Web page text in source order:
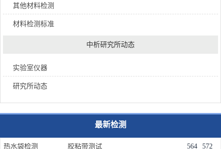
其他材料检测
材料检测标准
中析研究所动态
实验室仪器
研究所动态
最新检测
热水袋检测 572
胶粘带测试 564